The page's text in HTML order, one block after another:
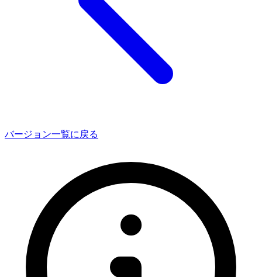
バージョン一覧に戻る